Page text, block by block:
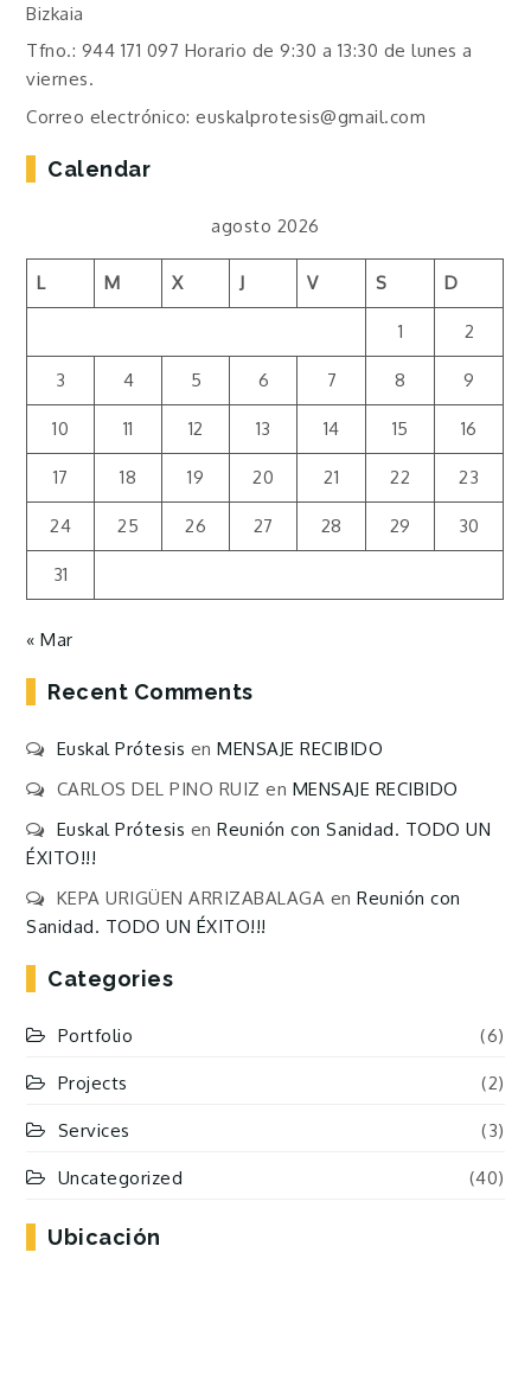
Bizkaia
Tfno.: 944 171 097 Horario de 9:30 a 13:30 de lunes a
viernes.
Correo electrónico: euskalprotesis@gmail.com
Calendar
agosto 2026
L M X J V S D
1 2
3 4 5 6 7 8 9
10 11 12 13 14 15 16
17 18 19 20 21 22 23
24 25 26 27 28 29 30
31
« Mar
Recent Comments
Euskal Prótesis enMENSAJE RECIBIDO
CARLOS DEL PINO RUIZ en MENSAJE RECIBIDO
Euskal Prótesis enReunión con Sanidad. TODO UN
ÉXITO!!!
KEPA URIGÜEN ARRIZABALAGA enReunión con
Sanidad. TODO UN ÉXITO!!!
Categories
Portfolio (6)
Projects (2)
Services (3)
Uncategorized (40)
Ubicación